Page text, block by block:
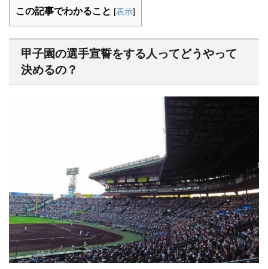
この記事でわかること [表示]
甲子園の選手宣誓をする人ってどうやって
決めるの？